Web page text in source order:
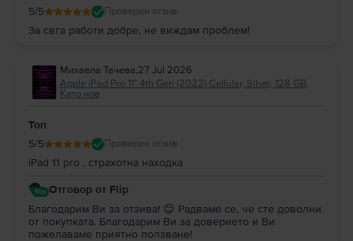
5/5 Проверен отзив
За свга работи добре, не виждам проблем!
Михаела Тачева,27 Jul 2026
Apple iPad Pro 11" 4th Gen (2022) Cellular, Silver, 128 GB,
Като нов
Топ
5/5 Проверен отзив
iPad 11 pro , страхотна находка
Отговор от Flip
Благодарим Ви за отзива! 😊 Радваме се, че сте доволни
от покупката. Благодарим Ви за доверието и Ви
пожелаваме приятно ползване!